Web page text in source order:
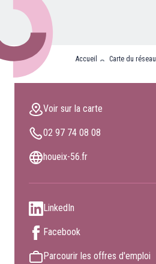
Nos partenaires
Clients professionnels
Accueil Carte du réseau
Voir sur la carte
02 97 74 08 08
houeix-56.fr
LinkedIn
Facebook
Parcourir les offres d'emploi